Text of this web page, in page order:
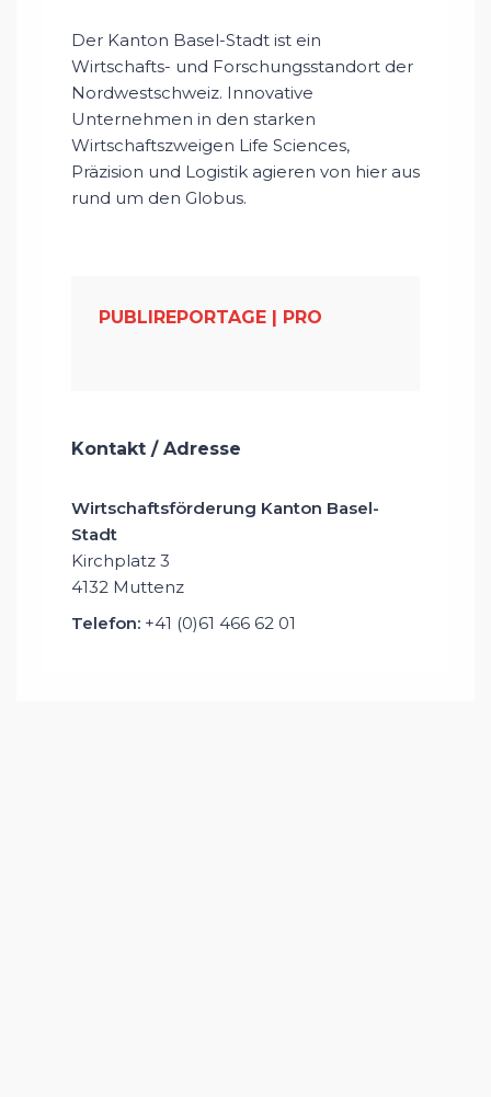
Der Kanton Basel-Stadt ist ein
Wirtschafts- und Forschungsstandort der
Nordwestschweiz. Innovative
Unternehmen in den starken
Wirtschaftszweigen Life Sciences,
Präzision und Logistik agieren von hier aus
rund um den Globus.
PUBLIREPORTAGE | PRO
Kontakt / Adresse
Wirtschaftsförderung Kanton Basel-
Stadt
Kirchplatz 3
4132 Muttenz
Telefon: +41 (0)61 466 62 01